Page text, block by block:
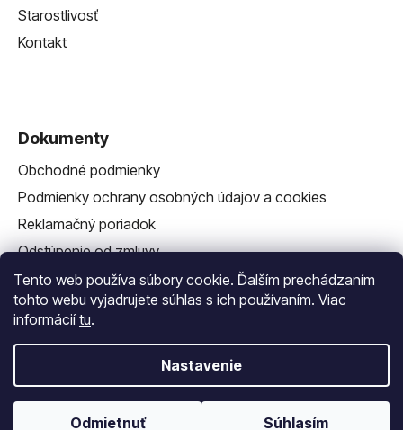
Tento web používa súbory cookie. Ďalším prechádzaním
tohto webu vyjadrujete súhlas s ich používaním. Viac
informácií tu.
Nastavenie
Odmietnuť Súhlasím
Starostlivosť
Kontakt
Dokumenty
Obchodné podmienky
Podmienky ochrany osobných údajov a cookies
Reklamačný poriadok
Odstúpenie od zmluvy
Reklamačný formulár
Vytvoril Shoptet a
Adatelier